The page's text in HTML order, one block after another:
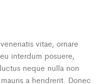
vitae, ornare
interdum posuere,
neque nulla non
a hendrerit. Donec